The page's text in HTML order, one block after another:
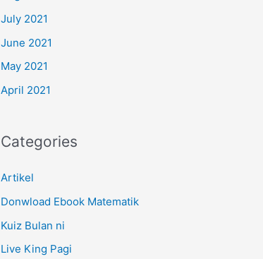
July 2021
June 2021
May 2021
April 2021
Categories
Artikel
Donwload Ebook Matematik
Kuiz Bulan ni
Live King Pagi